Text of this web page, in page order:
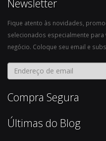
Newsletter
Fique atento às novidades,
selecionados especialmente
negócio. Coloque seu email e
Compra Segura
Últimas do Blog